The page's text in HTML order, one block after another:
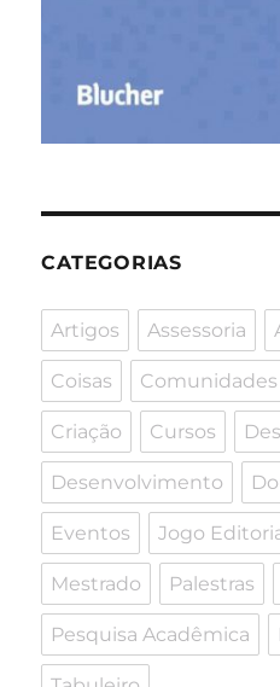
CATEGORIAS
Artigos Assessoria
Coisas Comunidades
Criação Cursos
Desenvolvimento
Eventos Jogo
Mestrado Palestras
Pesquisa Acadêmica